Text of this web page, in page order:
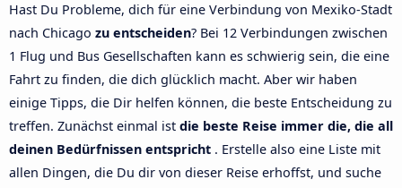
Hast Du Probleme, dich für eine Verbindung von Mexiko-Stadt
nach Chicago zu entscheiden? Bei 12 Verbindungen zwischen
1 Flug und Bus Gesellschaften kann es schwierig sein, die eine
Fahrt zu finden, die dich glücklich macht. Aber wir haben
einige Tipps, die Dir helfen können, die beste Entscheidung zu
treffen. Zunächst einmal ist die beste Reise immer die, die all
deinen Bedürfnissen entspricht . Erstelle also eine Liste mit
allen Dingen, die Du dir von dieser Reise erhoffst, und suche